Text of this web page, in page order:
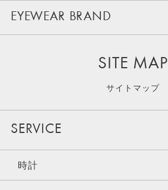
EYEWEAR BRAND
SITE MAP
サイトマップ
SERVICE
時計